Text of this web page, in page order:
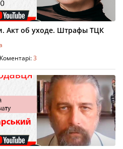
Акт об уходе. Штрафы ТЦК
Коментарі:3